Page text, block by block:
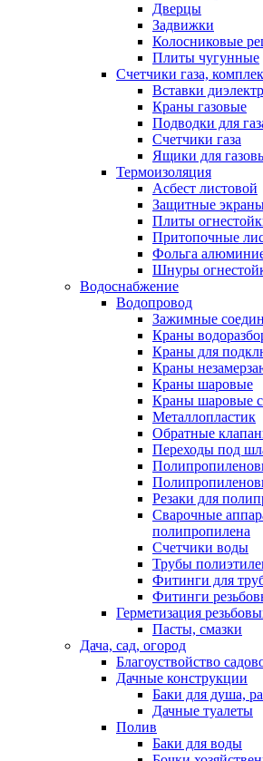
Дверцы
Задвижки
Колосниковые
Плиты чугунные
Счетчики газа,
Вставки
Краны газовые
Подводки для
Счетчики газа
Ящики для
Термоизоляция
Асбест листовой
Защитные
Плиты
Притопочные
Фольга
Шнуры
Водоснабжение
Водопровод
Зажимные
Краны
Краны для
Краны
Краны шаровые
Краны шаровые
Металлопластик
Обратные
Переходы под
Резаки для
Сварочные
полипропилена
Счетчики воды
Трубы
Фитинги для
Фитинги
Герметизация
Пасты, смазки
Дача, сад, огород
Благоуствойство
Дачные конструкции
Баки для душа,
Дачные туалеты
Полив
Баки для воды